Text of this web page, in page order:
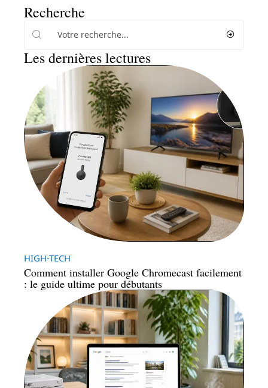
Recherche
Les dernières lectures
HIGH-TECH
Comment installer Google Chromecast facilement
: le guide ultime pour débutants